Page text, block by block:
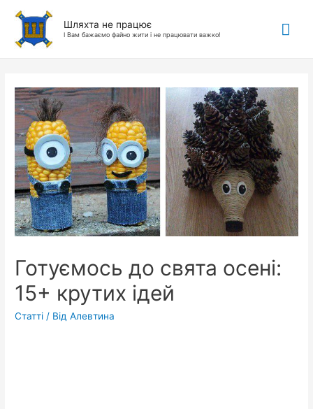
Шляхта не працює
І Вам бажаємо файно жити і не працювати важко!
Готуємось до свята осені:
15+ крутих ідей
Статті / ВідАлевтина